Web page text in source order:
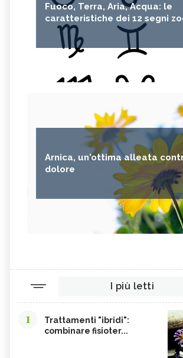
Fuoco, Terra, Aria, Acqua: le
caratteristiche dei 12 segni
Arnica, un'ottima alleata
dolore
I più letti
1
Trattamenti "ibridi":
combinare fisioter...